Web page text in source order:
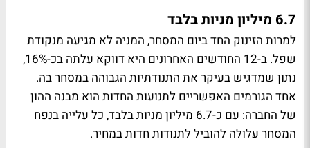
6.7 מיליון מניות בלבד
למרות הזינוק החד ביום המסחר, המניה לא מגיעה מנקודת
שפל. ב-12 החודשים האחרונים היא דווקא עלתה בכ-16%,
נתון שמדגיש בעיקר את התנודתיות הגבוהה במסחר בה.
אחד הגורמים האפשריים לתנועות החדות הוא מבנה ההון
של החברה: עם כ-6.7 מיליון מניות בלבד, כל עלייה בנפח
המסחר עלולה להוביל לתנודות חדות במחיר.